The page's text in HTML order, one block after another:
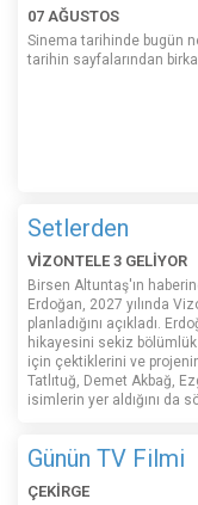
07 AĞUSTOS
Sinema tarihinde bugün
tarihin sayfalarından
Setlerden
VİZONTELE 3 GELİYOR
Birsen Altuntaş'ın
Erdoğan, 2027 yılında
planladığını açıkladı.
hikayesini sekiz
için çektiklerini ve
Tatlıtuğ, Demet Akbağ,
isimlerin yer aldığını da
Günün TV Filmi
ÇEKİRGE